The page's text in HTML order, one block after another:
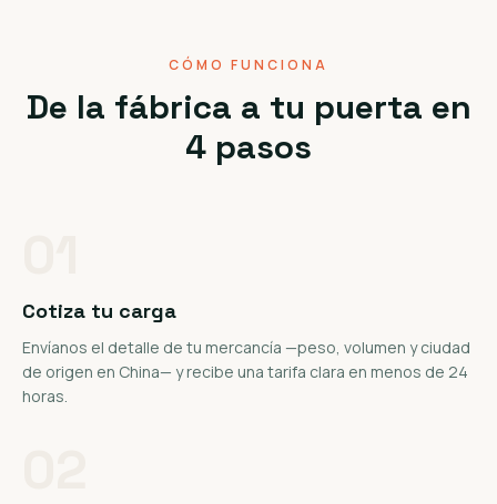
CÓMO FUNCIONA
De la fábrica a tu puerta en
4 pasos
Cotiza tu carga
Envíanos el detalle de tu mercancía —peso, volumen y ciudad
de origen en China— y recibe una tarifa clara en menos de 24
horas.